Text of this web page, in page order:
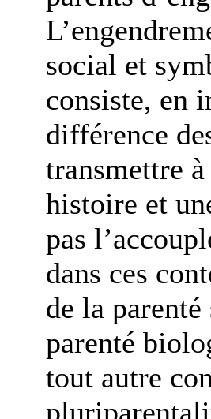
social et
consiste, en
différence
transmettre
histoire et
pas
dans ces
de la
parenté
tout autre